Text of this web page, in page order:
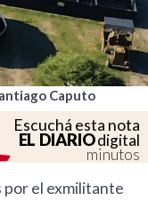
Caputo
Escuchá esta nota
EL DIARIOdigital
minutos
por el exmilitante